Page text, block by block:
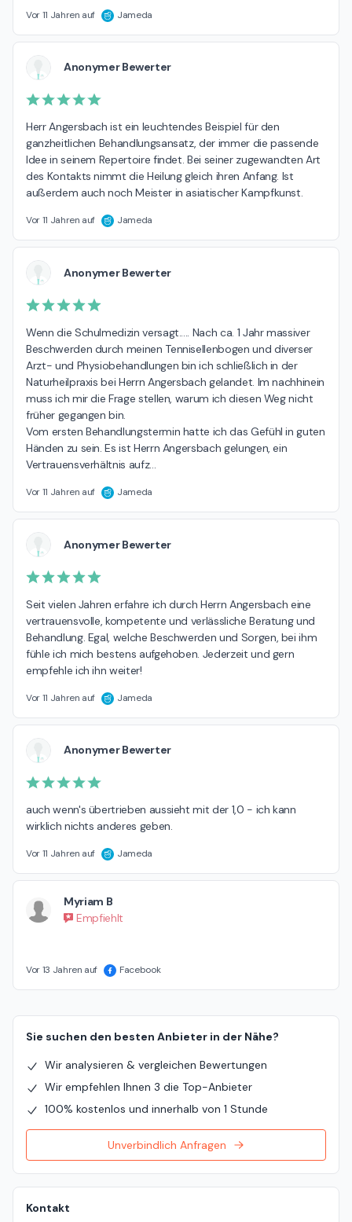
Vor 11 Jahren auf Jameda
Anonymer Bewerter
Herr Angersbach ist ein leuchtendes Beispiel für den
ganzheitlichen Behandlungsansatz, der immer die passende
Idee in seinem Repertoire findet. Bei seiner zugewandten Art
des Kontakts nimmt die Heilung gleich ihren Anfang. Ist
außerdem auch noch Meister in asiatischer Kampfkunst.
Vor 11 Jahren auf Jameda
Anonymer Bewerter
Wenn die Schulmedizin versagt..... Nach ca. 1 Jahr massiver
Beschwerden durch meinen Tennisellenbogen und diverser
Arzt- und Physiobehandlungen bin ich schließlich in der
Naturheilpraxis bei Herrn Angersbach gelandet. Im nachhinein
muss ich mir die Frage stellen, warum ich diesen Weg nicht
früher gegangen bin.
Vom ersten Behandlungstermin hatte ich das Gefühl in guten
Händen zu sein. Es ist Herrn Angersbach gelungen, ein
Vertrauensverhältnis aufz…
Vor 11 Jahren auf Jameda
Anonymer Bewerter
Seit vielen Jahren erfahre ich durch Herrn Angersbach eine
vertrauensvolle, kompetente und verlässliche Beratung und
Behandlung. Egal, welche Beschwerden und Sorgen, bei ihm
fühle ich mich bestens aufgehoben. Jederzeit und gern
empfehle ich ihn weiter!
Vor 11 Jahren auf Jameda
Anonymer Bewerter
auch wenn's übertrieben aussieht mit der 1,0 - ich kann
wirklich nichts anderes geben.
Vor 11 Jahren auf Jameda
Myriam B
Empfiehlt
Vor 13 Jahren auf Facebook
Sie suchen den besten Anbieter in der Nähe?
Wir analysieren & vergleichen Bewertungen
Wir empfehlen Ihnen 3 die Top-Anbieter
100% kostenlos und innerhalb von 1 Stunde
Unverbindlich Anfragen
Kontakt